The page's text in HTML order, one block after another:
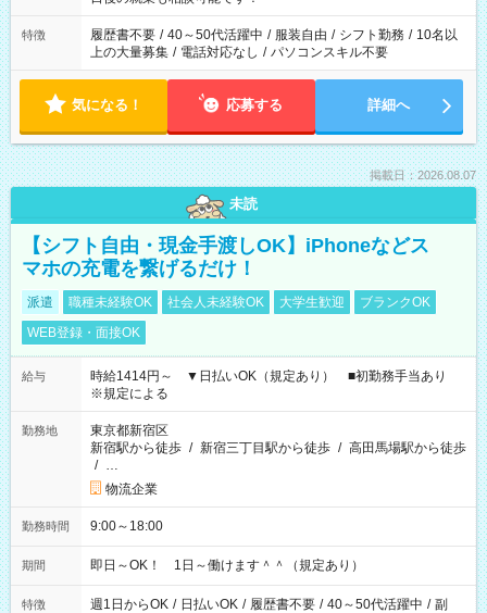
の勤務時間。 合計で週40時間を超える場合は応募できません。
特徴 履歴書不要 / 40～50代活躍中 / 服装自由 / シフト勤務 / 10名以
上の大量募集 / 電話対応なし / パソコンスキル不要
気になる！ 応募する 詳細へ
掲載日：2026.08.07
未読
【シフト自由・現金手渡しOK】iPhoneなどス
マホの充電を繋げるだけ！
派遣 職種未経験OK 社会人未経験OK 大学生歓迎
ブランクOK
WEB登録・面接OK
給与
時給1414円～ ▼日払いOK（規定あり） ■初勤務手当あり
※規定による
勤務地
東京都新宿区
新宿駅から徒歩 / 新宿三丁目駅から徒歩 / 高田馬場駅から徒歩
/ …
物流企業
勤務時間 9:00～18:00
期間 即日～OK！ 1日～働けます＾＾（規定あり）
特徴 週1日からOK / 日払いOK / 履歴書不要 / 40～50代活躍中 / 副